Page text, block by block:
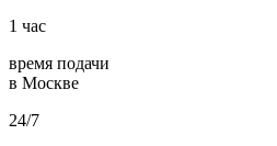
1 час
время подачи
в Москве
24/7